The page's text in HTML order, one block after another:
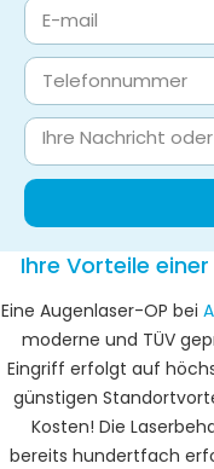
Ihre Vorteile
Eine Augenlaser-OP bei
moderne und TÜV
Eingriff erfolgt auf
günstigen
Kosten! Die
bereits hundertfach